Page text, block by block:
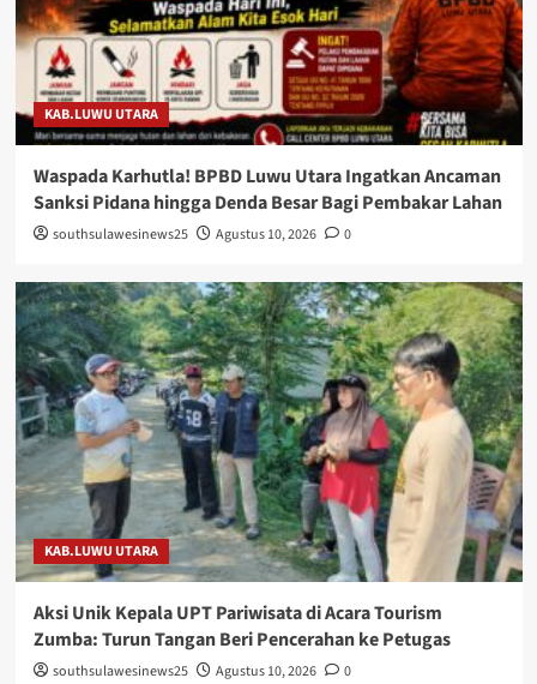
KAB.LUWU UTARA
Waspada Karhutla! BPBD Luwu Utara Ingatkan Ancaman
Sanksi Pidana hingga Denda Besar Bagi Pembakar Lahan
southsulawesinews25 Agustus 10, 2026 0
KAB.LUWU UTARA
Aksi Unik Kepala UPT Pariwisata di Acara Tourism
Zumba: Turun Tangan Beri Pencerahan ke Petugas
southsulawesinews25 Agustus 10, 2026 0